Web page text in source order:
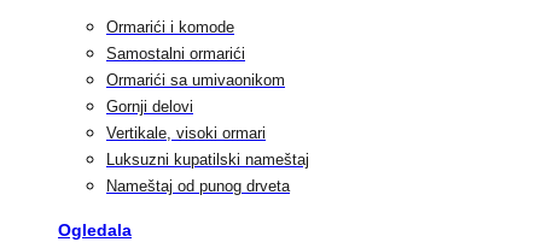
Ormarići i komode
Samostalni ormarići
Ormarići sa umivaonikom
Gornji delovi
Vertikale, visoki ormari
Luksuzni kupatilski nameštaj
Nameštaj od punog drveta
Ogledala